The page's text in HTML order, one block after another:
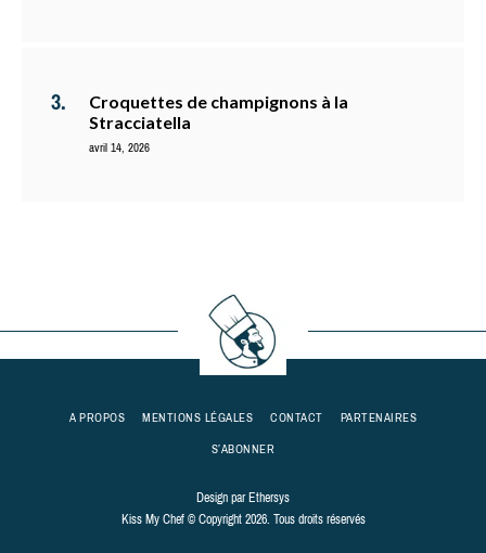
Croquettes de champignons à la
Stracciatella
avril 14, 2026
A PROPOS MENTIONS LÉGALES CONTACT
PARTENAIRES
S’ABONNER
Design parEthersys
Kiss My Chef © Copyright 2026. Tous droits réservés